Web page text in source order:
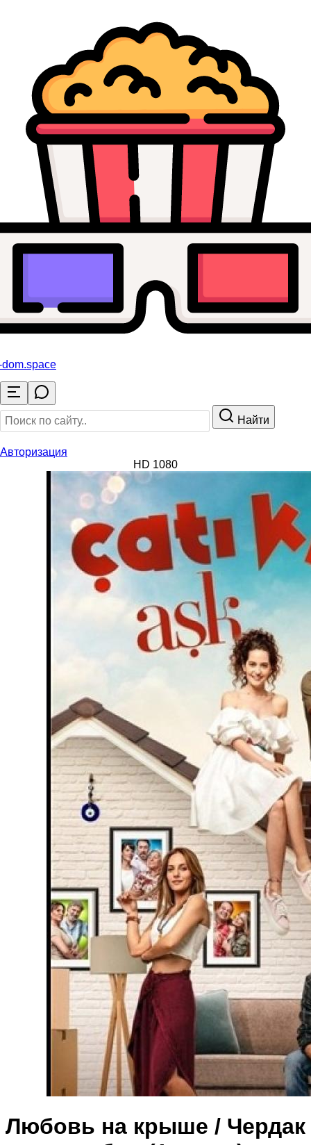
.space
Найти
Авторизация
HD 1080
Любовь на крыше / Чердак